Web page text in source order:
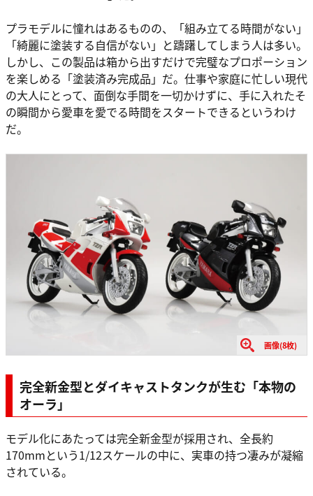
プラモデルに憧れはあるものの、「組み立てる時間がない」
「綺麗に塗装する自信がない」と躊躇してしまう人は多い。
しかし、この製品は箱から出すだけで完璧なプロポーション
を楽しめる「塗装済み完成品」だ。仕事や家庭に忙しい現代
の大人にとって、面倒な手間を一切かけずに、手に入れたそ
の瞬間から愛車を愛でる時間をスタートできるというわけ
だ。
画像(8枚)
完全新金型とダイキャストタンクが生む「本物の
オーラ」
モデル化にあたっては完全新金型が採用され、全長約
170mmという1/12スケールの中に、実車の持つ凄みが凝縮
されている。